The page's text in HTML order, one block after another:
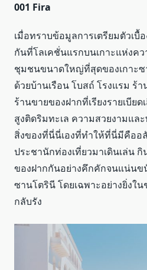
001 Fira
เมื่อทราบข้อมูลการเตรียมตัวเบื้
กันที่โลเคชั่นแรกบนเกาะแห่งค
ชุมชนขนาดใหญ่ที่สุดของเกาะ
ด้วยบ้านเรือน โบสถ์ โรงแรม ร้
ร้านขายของฝากที่เรียงรายเบีย
สูงติดริมทะเล ความสวยงามแล
สิ่งของที่นี่นี่เองที่ทำให้ที่นี่มีคืออ
ประชานักท่องเที่ยวมาเดินเล่น
ของฝากกันอย่างคึกคักจนแน่น
ซานโตรินี โดยเฉพาะอย่างยิ่งใ
กลับรัง